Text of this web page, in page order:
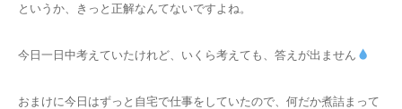
というか、きっと正解なんてないですよね。
今日一日中考えていたけれど、いくら考えても、答えが出ません
おまけに今日はずっと自宅で仕事をしていたので、何だか煮詰まって